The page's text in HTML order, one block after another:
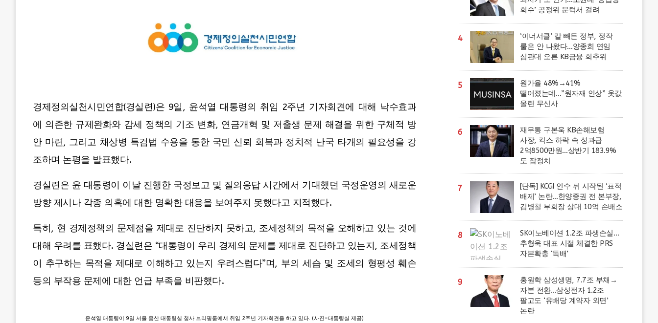
경제정의실천시민연합(경실련)은 9일, 윤석열 대통령의 취임 2주년 기자회견에 대해 낙수효과
에 의존한 규제완화와 감세 정책의 기조 변화, 연금개혁 및 저출생 문제 해결을 위한 구체적 방
안 마련, 그리고 채상병 특검법 수용을 통한 국민 신뢰 회복과 정치적 난국 타개의 필요성을 강
조하며 논평을 발표했다.
경실련은 윤 대통령이 이날 진행한 국정보고 및 질의응답 시간에서 기대했던 국정운영의 새로운
방향 제시나 각종 의혹에 대한 명확한 대응을 보여주지 못했다고 지적했다.
특히, 현 경제정책의 문제점을 제대로 진단하지 못하고, 조세정책의 목적을 오해하고 있는 것에
대해 우려를 표했다. 경실련은 “대통령이 우리 경제의 문제를 제대로 진단하고 있는지, 조세정책
이 추구하는 목적을 제대로 이해하고 있는지 우려스럽다”며, 부의 세습 및 조세의 형평성 훼손
등의 부작용 문제에 대한 언급 부족을 비판했다.
윤석열 대통령이 9일 서울 용산 대통령실 청사 브리핑룸에서 취임 2주년 기자회견을 하고 있다. (사진=대통령실 제공)
회수’ 공정위 문턱서 걸려
4
‘이너서클’ 칼 빼든 정부, 정작
룰은 안 나왔다…양종희 연임
심판대 오른 KB금융 회추위
5
원가율 48%→41%
떨어졌는데…”원자재 인상” 옷값
올린 무신사
6
재무통 구본욱 KB손해보험
사장, 킥스 하락 속 성과급
2억8500만원…상반기 183.9%
도 잠정치
7
[단독] KCGI 인수 뒤 시작된 ‘표적
배제’ 논란…한양증권 전 본부장,
김병철 부회장 상대 10억 손배소
8
SK이노베이션 1.2조 파생손실…
추형욱 대표 시절 체결한 PRS
자본확충 ‘독배’
9
홍원학 삼성생명, 7.7조 부채→
자본 전환…삼성전자 1.2조
팔고도 ‘유배당 계약자 외면’
논란